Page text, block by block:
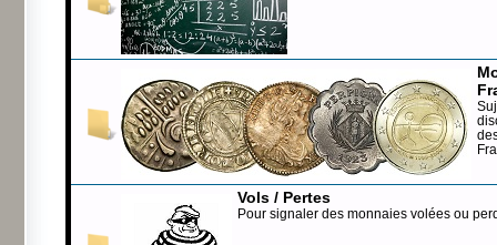
Vols / Pertes
Pour signaler des monnaies volées ou